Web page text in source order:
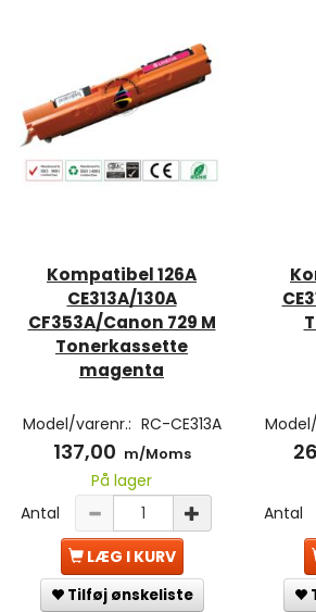
Kompatibel 126A
CE313A/130A
CF353A/Canon 729 M
Tonerkassette
magenta
Model/varenr.: RC-CE313A
137,00 m/Moms
På lager
Antal
LÆG I KURV
Tilføj ønskeliste
Antal